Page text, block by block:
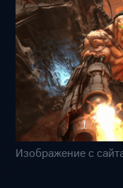
Изображение с